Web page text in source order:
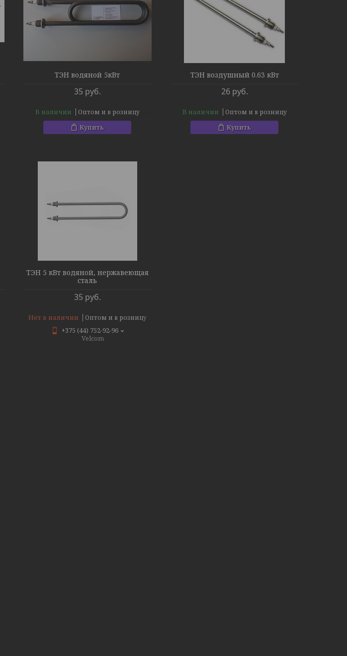
ТЭН водяной 5кВт
35 руб.
В наличии Оптом и в розницу
Купить
ТЭН воздушный 0.63 кВт
26 руб.
В наличии Оптом и в розницу
Купить
ТЭН 5 кВт водяной, нержавеющая
сталь
35 руб.
Нет в наличии Оптом и в розницу
+375 (44) 752-92-96
Velcom